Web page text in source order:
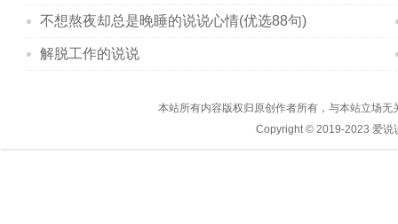
不想熬夜却总是晚睡的说说心情(优选88句)
解脱工作的说说
本站所有内容版权归原创作者所有，与本站立场
Copyright © 2019-2023 爱说